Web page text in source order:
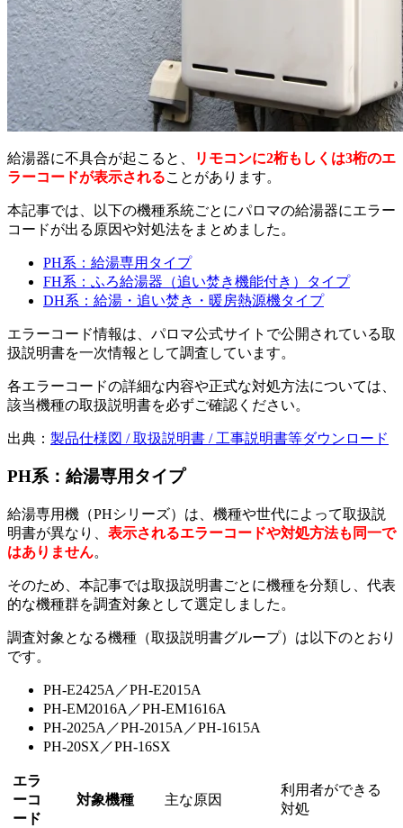
給湯器に不具合が起こると、
リモコンに2桁もしくは3桁のエ
ラーコードが表示されることがあります。
本記事では、以下の機種系統ごとにパロマの給湯器にエラー
コードが出る原因や対処法をまとめました。
PH系：給湯専用タイプ
FH系：ふろ給湯器（追い焚き機能付き）タイプ
DH系：給湯・追い焚き・暖房熱源機タイプ
エラーコード情報は、パロマ公式サイトで公開されている取
扱説明書を一次情報として調査しています。
各エラーコードの詳細な内容や正式な対処方法については、
該当機種の取扱説明書を必ずご確認ください。
出典： 製品仕様図 / 取扱説明書 / 工事説明書等ダウンロード
PH系：給湯専用タイプ
給湯専用機（PHシリーズ）は、機種や世代によって取扱説
明書が異なり、 表示されるエラーコードや対処方法も同一で
はありません。
そのため、本記事では取扱説明書ごとに機種を分類し、代表
的な機種群を調査対象として選定しました。
調査対象となる機種（取扱説明書グループ）は以下のとおり
です。
PH-E2425A／PH-E2015A
PH-EM2016A／PH-EM1616A
PH-2025A／PH-2015A／PH-1615A
PH-20SX／PH-16SX
エラ
ーコ
ード
対象機種 主な原因
利用者ができる
対処